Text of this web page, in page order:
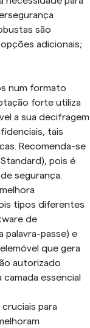
são
adicionais;
num formato
forte utiliza
a sua decifragem
tais
Recomenda-se
pois é
segurança.
tipos diferentes
de
palavra-passe) e
que gera
autorizado
essencial
para